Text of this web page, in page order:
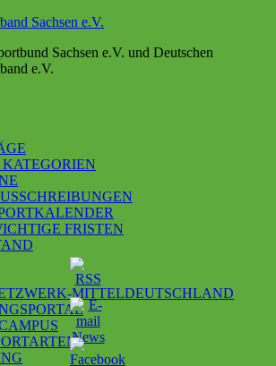
Sachsen e.V.
Sachsen e.V. und Deutschen
e.V.
FRISTEN
MITTELDEUTSCHLAND